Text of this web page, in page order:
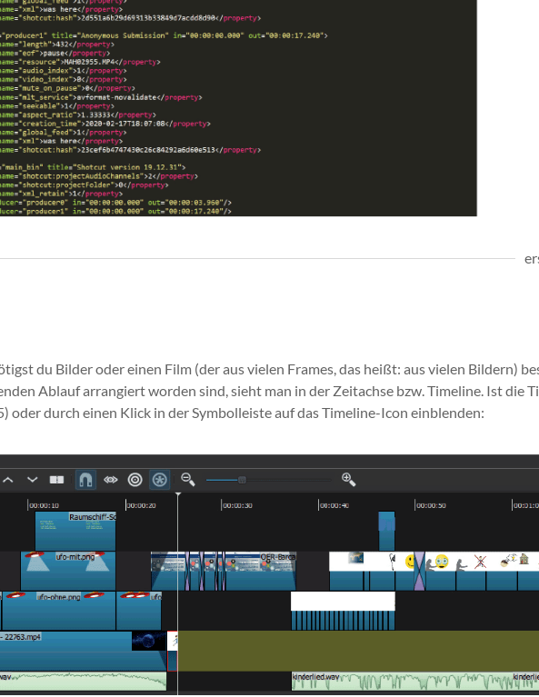
du Bilder oder einen Film (der aus vielen Frames, das heißt: aus vielen Bildern)
Ablauf arrangiert worden sind, sieht man in der Zeitachse bzw. Timeline. Ist die
oder durch einen Klick in der Symbolleiste auf das Timeline-Icon einblenden: